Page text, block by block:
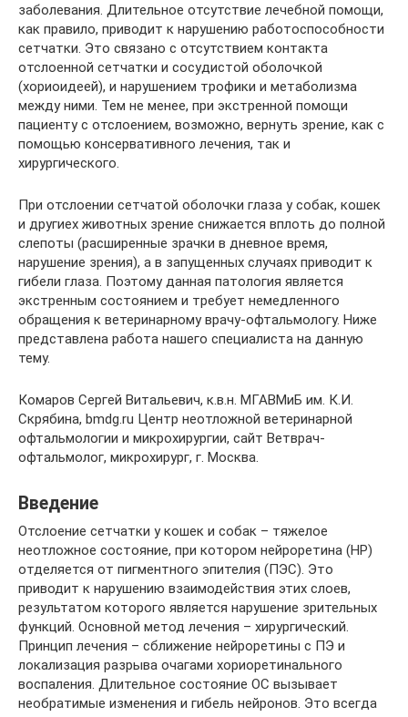
заболевания. Длительное отсутствие лечебной помощи,
как правило, приводит к нарушению работоспособности
сетчатки. Это связано с отсутствием контакта
отслоенной сетчатки и сосудистой оболочкой
(хориоидеей), и нарушением трофики и метаболизма
между ними. Тем не менее, при экстренной помощи
пациенту с отслоением, возможно, вернуть зрение, как с
помощью консервативного лечения, так и
хирургического.
При отслоении сетчатой оболочки глаза у собак, кошек
и другиех животных зрение снижается вплоть до полной
слепоты (расширенные зрачки в дневное время,
нарушение зрения), а в запущенных случаях приводит к
гибели глаза. Поэтому данная патология является
экстренным состоянием и требует немедленного
обращения к ветеринарному врачу-офтальмологу. Ниже
представлена работа нашего специалиста на данную
тему.
Комаров Сергей Витальевич, к.в.н. МГАВМиБ им. К.И.
Скрябина, bmdg.ru Центр неотложной ветеринарной
офтальмологии и микрохирургии, сайт Ветврач-
офтальмолог, микрохирург, г. Москва.
Введение
Отслоение сетчатки у кошек и собак – тяжелое
неотложное состояние, при котором нейроретина (НР)
отделяется от пигментного эпителия (ПЭС). Это
приводит к нарушению взаимодействия этих слоев,
результатом которого является нарушение зрительных
функций. Основной метод лечения – хирургический.
Принцип лечения – сближение нейроретины с ПЭ и
локализация разрыва очагами хориоретинального
воспаления. Длительное состояние ОС вызывает
необратимые изменения и гибель нейронов. Это всегда